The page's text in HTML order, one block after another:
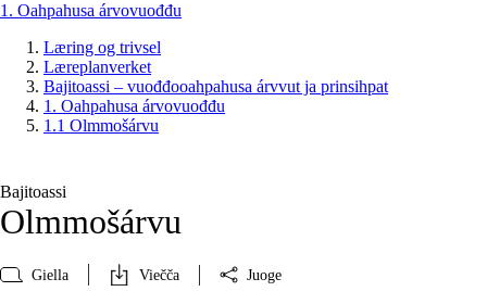
1. Oahpahusa árvovuođđu
Læring og trivsel
Læreplanverket
Bajitoassi – vuođđooahpahusa árvvut ja prinsihpat
1. Oahpahusa árvovuođđu
1.1 Olmmošárvu
Bajitoassi
Olmmošárvu
Giella Viečča Juoge